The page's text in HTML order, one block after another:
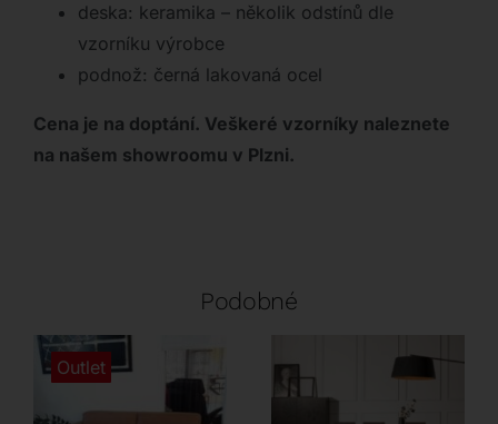
deska: keramika – několik odstínů dle
vzorníku výrobce
podnož: černá lakovaná ocel
Cena je na doptání. Veškeré vzorníky naleznete
na našem showroomu v Plzni.
Podobné
Outlet